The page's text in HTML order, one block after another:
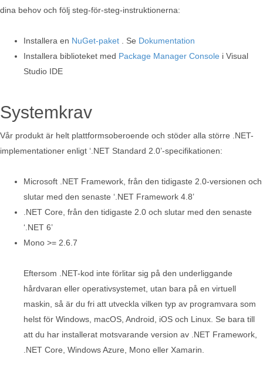
dina behov och följ steg-för-steg-instruktionerna:
Installera en NuGet-paket . Se Dokumentation
Installera biblioteket med Package Manager Console i Visual
Studio IDE
Systemkrav
Vår produkt är helt plattformsoberoende och stöder alla större .NET-
implementationer enligt ‘.NET Standard 2.0’-specifikationen:
Microsoft .NET Framework, från den tidigaste 2.0-versionen och
slutar med den senaste ‘.NET Framework 4.8’
.NET Core, från den tidigaste 2.0 och slutar med den senaste
‘.NET 6’
Mono >= 2.6.7
Eftersom .NET-kod inte förlitar sig på den underliggande
hårdvaran eller operativsystemet, utan bara på en virtuell
maskin, så är du fri att utveckla vilken typ av programvara som
helst för Windows, macOS, Android, iOS och Linux. Se bara till
att du har installerat motsvarande version av .NET Framework,
.NET Core, Windows Azure, Mono eller Xamarin.